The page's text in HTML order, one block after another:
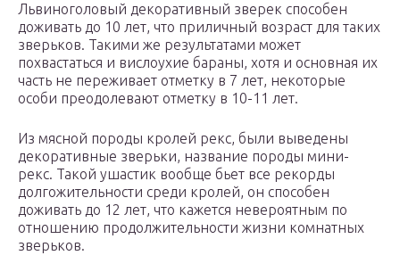
Львиноголовый декоративный зверек способен
доживать до 10 лет, что приличный возраст для таких
зверьков. Такими же результатами может
похвастаться и вислоухие бараны, хотя и основная их
часть не переживает отметку в 7 лет, некоторые
особи преодолевают отметку в 10-11 лет.
Из мясной породы кролей рекс, были выведены
декоративные зверьки, название породы мини-
рекс. Такой ушастик вообще бьет все рекорды
долгожительности среди кролей, он способен
доживать до 12 лет, что кажется невероятным по
отношению продолжительности жизни комнатных
зверьков.